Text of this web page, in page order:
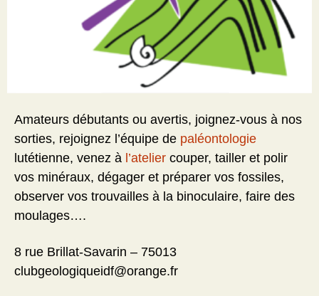
Amateurs débutants ou avertis, joignez-vous à nos
sorties, rejoignez l’équipe de paléontologie
lutétienne, venez à l’atelier couper, tailler et polir
vos minéraux, dégager et préparer vos fossiles,
observer vos trouvailles à la binoculaire, faire des
moulages….
8 rue Brillat-Savarin – 75013
clubgeologiqueidf@orange.fr